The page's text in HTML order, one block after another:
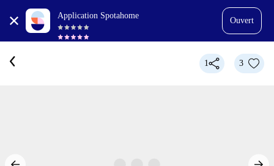
Application Spotahome
Ouvert
1 3